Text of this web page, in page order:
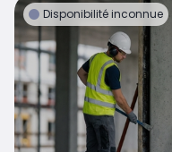
Disponibilité inconnue